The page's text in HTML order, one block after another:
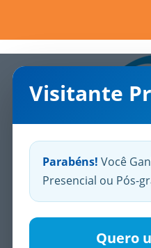
Visitante
Parabéns! Você
Presencial ou Pós-
Quero